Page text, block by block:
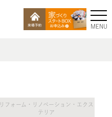
MENU
リフォーム・リノベーション・エクス
テリア